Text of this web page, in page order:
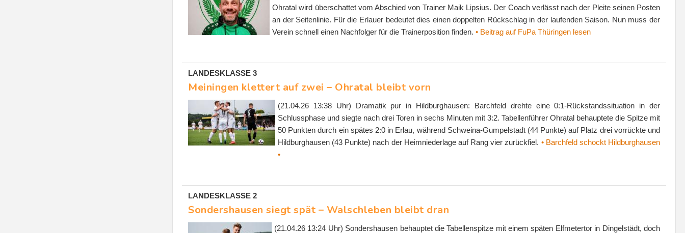
Ohratal wird überschattet vom Abschied von Trainer Maik Lipsius. Der Coach verlässt nach der Pleite seinen Posten
an der Seitenlinie. Für die Erlauer bedeutet dies einen doppelten Rückschlag in der laufenden Saison. Nun muss der
Verein schnell einen Nachfolger für die Trainerposition finden. • Beitrag auf FuPa Thüringen lesen
LANDESKLASSE 3
Meiningen klettert auf zwei – Ohratal bleibt vorn
(21.04.26 13:38 Uhr) Dramatik pur in Hildburghausen: Barchfeld drehte eine 0:1-Rückstandssituation in der
Schlussphase und siegte nach drei Toren in sechs Minuten mit 3:2. Tabellenführer Ohratal behauptete die Spitze mit
50 Punkten durch ein spätes 2:0 in Erlau, während Schweina-Gumpelstadt (44 Punkte) auf Platz drei vorrückte und
Hildburghausen (43 Punkte) nach der Heimniederlage auf Rang vier zurückfiel. • Barchfeld schockt Hildburghausen
•
LANDESKLASSE 2
Sondershausen siegt spät – Walschleben bleibt dran
(21.04.26 13:24 Uhr) Sondershausen behauptet die Tabellenspitze mit einem späten Elfmetertor in Dingelstädt, doch